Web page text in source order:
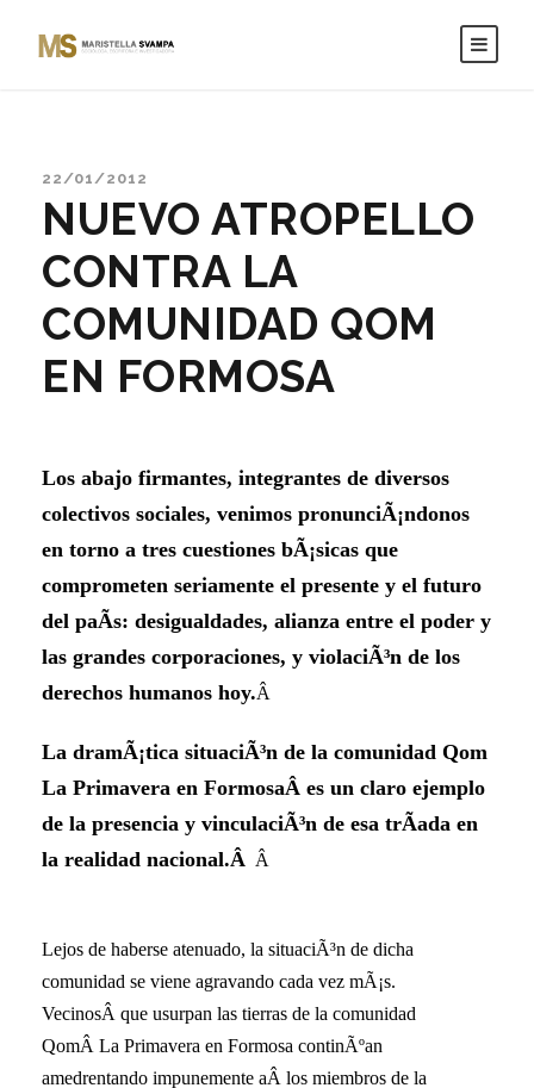
22/01/2012
NUEVO ATROPELLO
CONTRA LA
COMUNIDAD QOM
EN FORMOSA
Los abajo firmantes, integrantes de diversos
colectivos sociales, venimos pronunciÃ¡ndonos
en torno a tres cuestiones bÃ¡sicas que
comprometen seriamente el presente y el futuro
del paÃ­s: desigualdades, alianza entre el poder y
las grandes corporaciones, y violaciÃ³n de los
derechos humanos hoy.Â
La dramÃ¡tica situaciÃ³n de la comunidad Qom
La Primavera en FormosaÂ es un claro ejemplo
de la presencia y vinculaciÃ³n de esa trÃ­ada en
la realidad nacional.Â Â
Lejos de haberse atenuado, la situaciÃ³n de dicha
comunidad se viene agravando cada vez mÃ¡s.
VecinosÂ que usurpan las tierras de la comunidad
QomÂ La Primavera en Formosa continÃºan
amedrentando impunemente aÂ los miembros de la